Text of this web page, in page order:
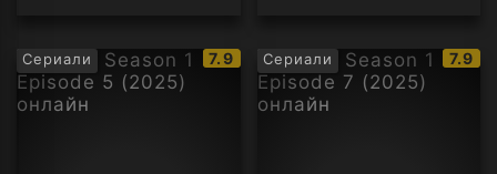
Сериали
IMDb
рейтинг:
7.9 Сериали
IMDb
7.9